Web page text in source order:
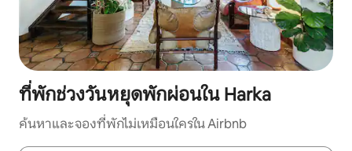
ที่พักช่วงวันหยุดพักผ่อนใน Harka
ค้นหาและจองที่พักไม่เหมือนใครใน Airbnb